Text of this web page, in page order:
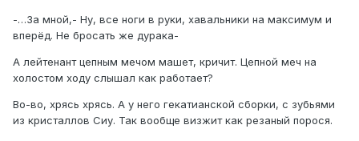
-…За мной,- Ну, все ноги в руки, хавальники на максимум и
вперёд. Не бросать же дурака-
А лейтенант цепным мечом машет, кричит. Цепной меч на
холостом ходу слышал как работает?
Во-во, хрясь хрясь. А у него гекатианской сборки, с зубьями
из кристаллов Сиу. Так вообще визжит как резаный порося.